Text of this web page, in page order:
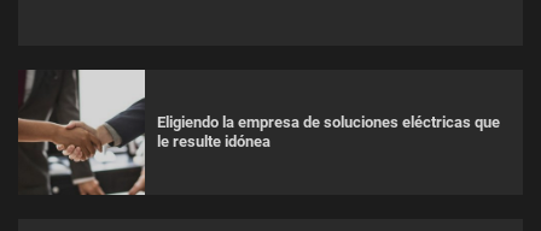
Eligiendo la empresa de soluciones eléctricas que
le resulte idónea